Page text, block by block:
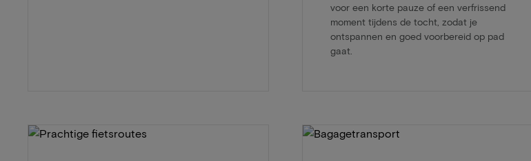
voor een korte pauze of een verfrissend
moment tijdens de tocht, zodat je
ontspannen en goed voorbereid op pad
gaat.